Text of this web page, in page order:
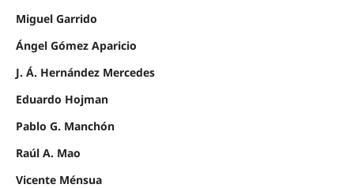
Miguel Garrido
Ángel Gómez Aparicio
J. Á. Hernández Mercedes
Eduardo Hojman
Pablo G. Manchón
Raúl A. Mao
Vicente Ménsua